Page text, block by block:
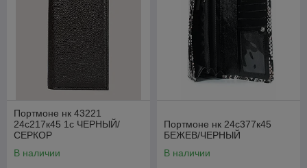
Портмоне нк 43221
24с217к45 1с ЧЕРНЫЙ/
СЕРКОР
В наличии
Портмоне нк 24с377к45
БЕЖЕВ/ЧЕРНЫЙ
В наличии